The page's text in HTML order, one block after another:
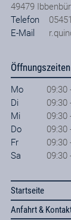
49479
Telefon
E-Mail
Öffnungszeiten
Mo
09:30
Di
09:30
Mi
09:30
Do
09:30
Fr
09:30
Sa
09:30
Startseite
Anfahrt &